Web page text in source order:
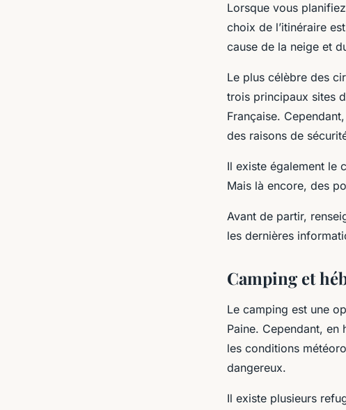
Lorsque vous
choix de l’itinéraire
cause de la neige et
Le plus célèbre des
trois principaux sites
Française.
des raisons de
Il existe également le
Mais là encore, des
Avant de partir,
les dernières
Camping et
Le camping est une
Paine. Cependant,
les conditions
dangereux.
Il existe plusieurs